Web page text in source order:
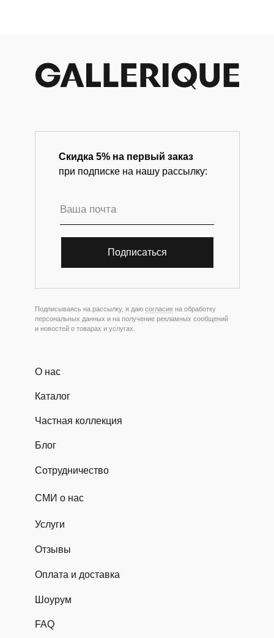
Скидка 5% на первый заказ
при подписке на нашу рассылку:
Подписываясь на рассылку, я даю согласие на обработку
персональных данных и на получение рекламных сообщений
и новостей о товарах и услугах.
Каталог
О нас
Блог
Частная коллекция
Сотрудничество
Услуги
Отзывы
Оплата и доставка
СМИ о нас
Шоурум
FAQ
Подписаться